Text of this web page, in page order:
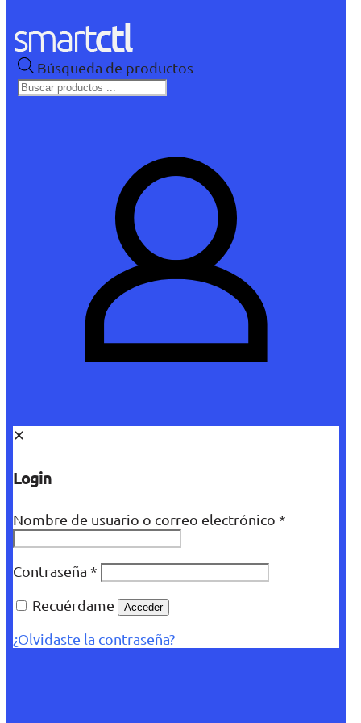
Búsqueda de productos
✕
Login
Nombre de usuario o correo electrónico *
Contraseña *
Recuérdame
Acceder
¿Olvidaste la contraseña?